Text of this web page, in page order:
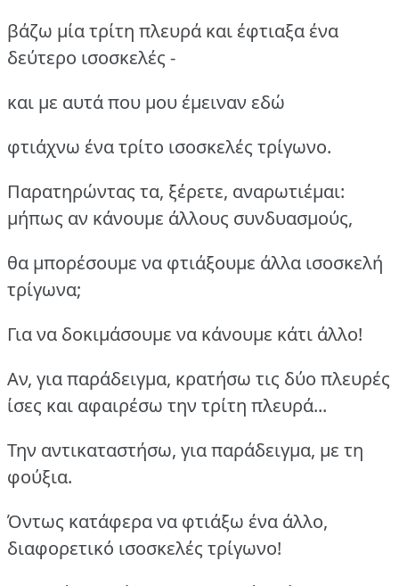
βάζω μία τρίτη πλευρά και έφτιαξα ένα
δεύτερο ισοσκελές -
και με αυτά που μου έμειναν εδώ
φτιάχνω ένα τρίτο ισοσκελές τρίγωνο.
Παρατηρώντας τα, ξέρετε, αναρωτιέμαι:
μήπως αν κάνουμε άλλους συνδυασμούς,
θα μπορέσουμε να φτιάξουμε άλλα ισοσκελή
τρίγωνα;
Για να δοκιμάσουμε να κάνουμε κάτι άλλο!
Αν, για παράδειγμα, κρατήσω τις δύο πλευρές
ίσες και αφαιρέσω την τρίτη πλευρά...
Την αντικαταστήσω, για παράδειγμα, με τη
φούξια.
Όντως κατάφερα να φτιάξω ένα άλλο,
διαφορετικό ισοσκελές τρίγωνο!